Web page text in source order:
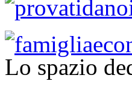
Lo spazio